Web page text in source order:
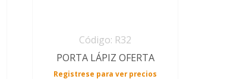
Código: R32
PORTA LÁPIZ OFERTA
Registrese para ver precios